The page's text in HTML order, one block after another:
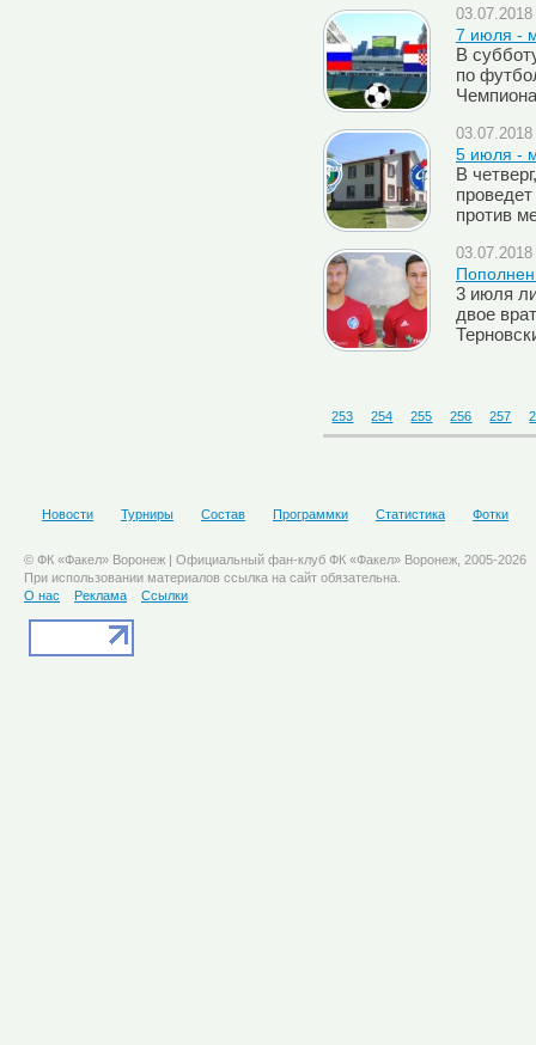
7 июля -
В
по
5 июля -
В
против
3 июля
двое
253 254 255 256 257
Новости Турниры Состав Программки Статистика Фотки
© ФК «Факел» Воронеж | Официальный фан-клуб ФК «Факел» Воронеж, 2005-2026
При использовании материалов ссылка на сайт обязательна.
О нас
Реклама Ссылки